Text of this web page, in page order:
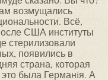
возмущались
Всё,
США институты
стерилизовали
появились в
страна, которая
это была Германiя. А